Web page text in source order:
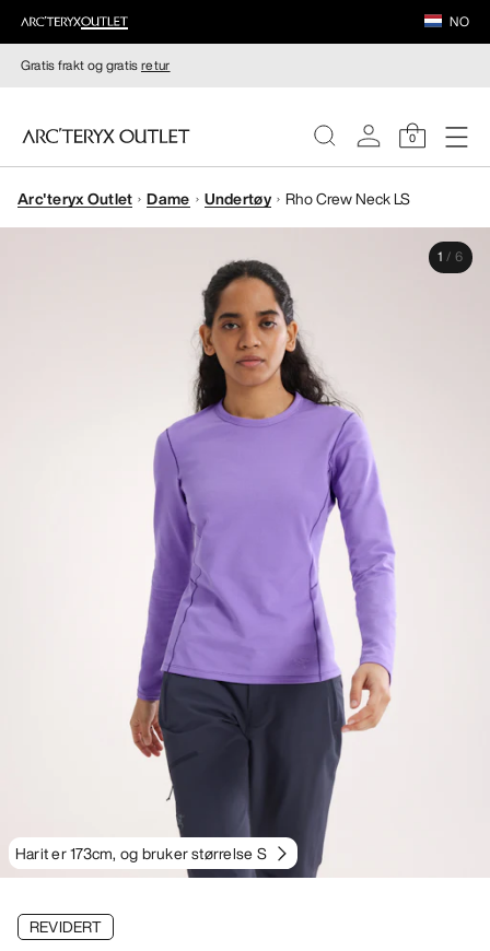
NO
Gratis frakt og gratisretur
0
DAMER
Arc'teryx Outlet Dame Undertøy Rho Crew Neck LS
Harit er 173cm, og bruker størrelse S
1 / 6
REVIDERT